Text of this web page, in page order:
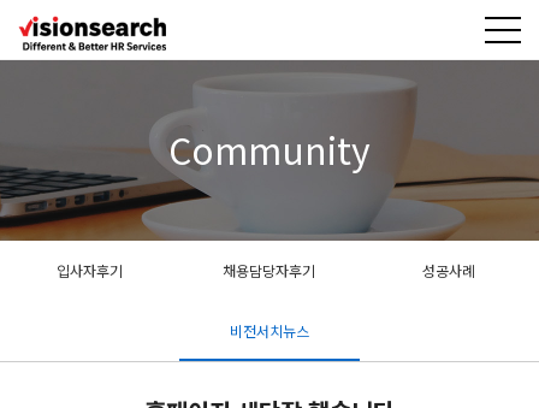
Community
입사자후기 채용담당자후기 성공사례
비전서치뉴스